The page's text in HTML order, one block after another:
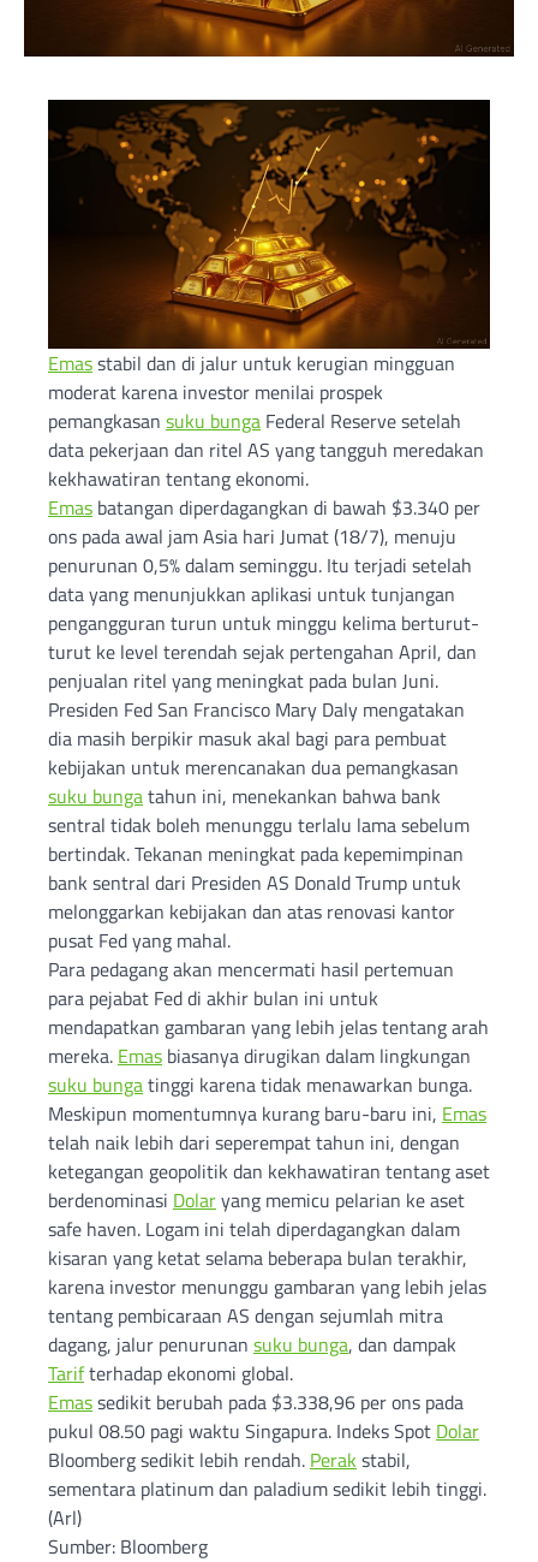
Emasstabil dan di jalur untuk kerugian mingguan
moderat karena investor menilai prospek
pemangkasan suku bunga Federal Reserve setelah
data pekerjaan dan ritel AS yang tangguh meredakan
kekhawatiran tentang ekonomi.
Emas batangan diperdagangkan di bawah $3.340 per
ons pada awal jam Asia hari Jumat (18/7), menuju
penurunan 0,5% dalam seminggu. Itu terjadi setelah
data yang menunjukkan aplikasi untuk tunjangan
pengangguran turun untuk minggu kelima berturut-
turut ke level terendah sejak pertengahan April, dan
penjualan ritel yang meningkat pada bulan Juni.
Presiden Fed San Francisco Mary Daly mengatakan
dia masih berpikir masuk akal bagi para pembuat
kebijakan untuk merencanakan dua pemangkasan
suku bungatahun ini, menekankan bahwa bank
sentral tidak boleh menunggu terlalu lama sebelum
bertindak. Tekanan meningkat pada kepemimpinan
bank sentral dari Presiden AS Donald Trump untuk
melonggarkan kebijakan dan atas renovasi kantor
pusat Fed yang mahal.
Para pedagang akan mencermati hasil pertemuan
para pejabat Fed di akhir bulan ini untuk
mendapatkan gambaran yang lebih jelas tentang arah
mereka. Emas biasanya dirugikan dalam lingkungan
suku bungatinggi karena tidak menawarkan bunga.
Meskipun momentumnya kurang baru-baru ini, Emas
telah naik lebih dari seperempat tahun ini, dengan
ketegangan geopolitik dan kekhawatiran tentang aset
berdenominasi Dolaryang memicu pelarian ke aset
safe haven. Logam ini telah diperdagangkan dalam
kisaran yang ketat selama beberapa bulan terakhir,
karena investor menunggu gambaran yang lebih jelas
tentang pembicaraan AS dengan sejumlah mitra
dagang, jalur penurunan suku bunga, dan dampak
Tarifterhadap ekonomi global.
Emassedikit berubah pada $3.338,96 per ons pada
pukul 08.50 pagi waktu Singapura. Indeks Spot Dolar
Bloomberg sedikit lebih rendah. Perak stabil,
sementara platinum dan paladium sedikit lebih tinggi.
(Arl)
Sumber: Bloomberg